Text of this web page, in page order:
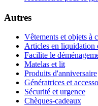
Autres
Vêtements et objets à
Articles en liquidation
Facilite le
Matelas et lit
Produits d'anniversaire
Génératrices et
Sécurité et urgence
Chèques-cadeaux